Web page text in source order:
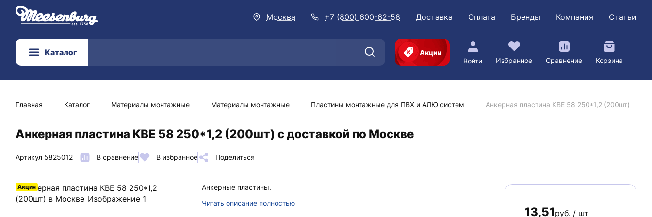
Москва +7 (800) 600-62-58 Доставка Оплата Бренды Компания Статьи
Каталог
Акции
Войти
Избранное Сравнение Корзина
Главная Каталог Материалы монтажные Материалы монтажные Пластины монтажные для ПВХ и АЛЮ систем Анкерная пластина КВЕ 58 250*1,2 (200шт)
Анкерная пластина КВЕ 58 250*1,2 (200шт) с доставкой по Москве
Артикул 5825012 В сравнение В избранное Поделиться
Акция
Анкерные пластины.
Читать описание полностью
13,51руб. / шт